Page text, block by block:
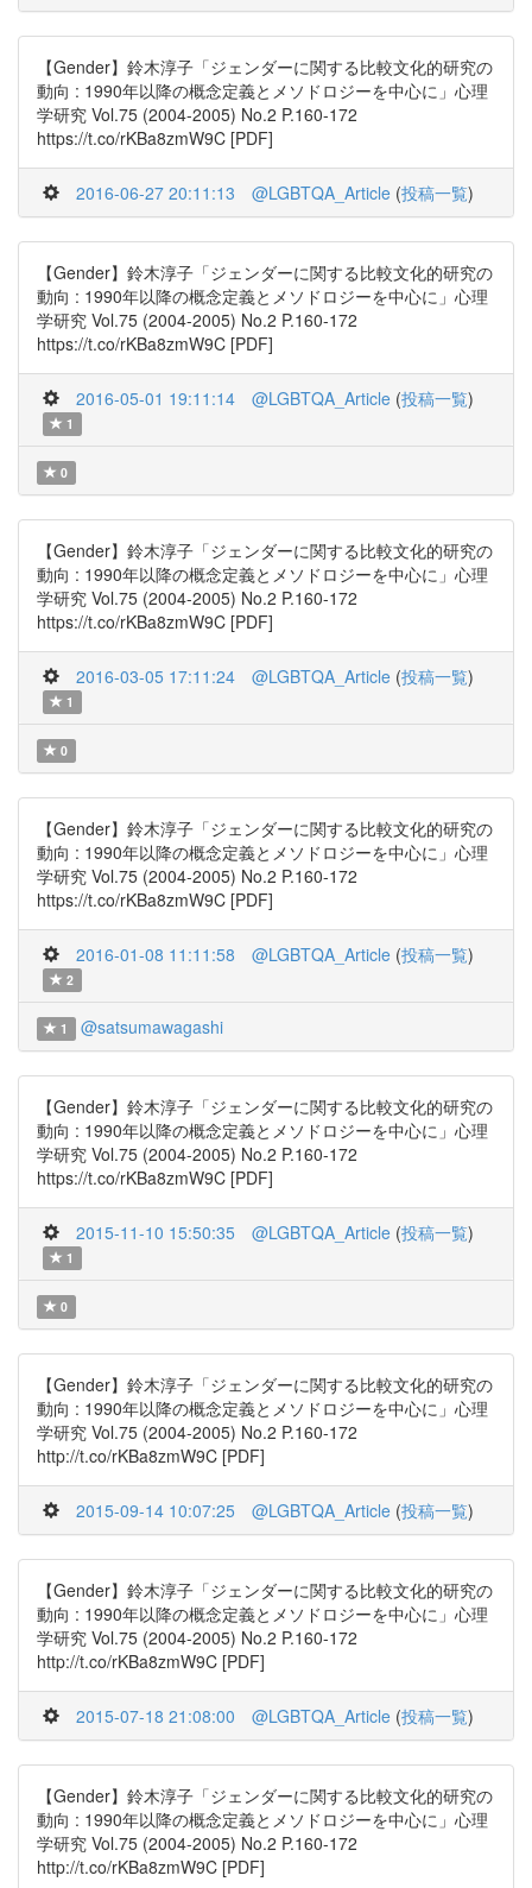
【Gender】鈴木淳子「ジェンダーに関する比較文化的研究の
動向 : 1990年以降の概念定義とメソドロジーを中心に」心理
学研究 Vol.75 (2004-2005) No.2 P.160-172
https://t.co/rKBa8zmW9C [PDF]
2016-06-27 20:11:13 @LGBTQA_Article (投稿一覧)
【Gender】鈴木淳子「ジェンダーに関する比較文化的研究の
動向 : 1990年以降の概念定義とメソドロジーを中心に」心理
学研究 Vol.75 (2004-2005) No.2 P.160-172
https://t.co/rKBa8zmW9C [PDF]
2016-05-01 19:11:14 @LGBTQA_Article (投稿一覧)
1
0
【Gender】鈴木淳子「ジェンダーに関する比較文化的研究の
動向 : 1990年以降の概念定義とメソドロジーを中心に」心理
学研究 Vol.75 (2004-2005) No.2 P.160-172
https://t.co/rKBa8zmW9C [PDF]
2016-03-05 17:11:24 @LGBTQA_Article (投稿一覧)
1
0
【Gender】鈴木淳子「ジェンダーに関する比較文化的研究の
動向 : 1990年以降の概念定義とメソドロジーを中心に」心理
学研究 Vol.75 (2004-2005) No.2 P.160-172
https://t.co/rKBa8zmW9C [PDF]
2016-01-08 11:11:58 @LGBTQA_Article (投稿一覧)
2
1 @satsumawagashi
【Gender】鈴木淳子「ジェンダーに関する比較文化的研究の
動向 : 1990年以降の概念定義とメソドロジーを中心に」心理
学研究 Vol.75 (2004-2005) No.2 P.160-172
https://t.co/rKBa8zmW9C [PDF]
2015-11-10 15:50:35 @LGBTQA_Article (投稿一覧)
1
0
【Gender】鈴木淳子「ジェンダーに関する比較文化的研究の
動向 : 1990年以降の概念定義とメソドロジーを中心に」心理
学研究 Vol.75 (2004-2005) No.2 P.160-172
http://t.co/rKBa8zmW9C [PDF]
2015-09-14 10:07:25 @LGBTQA_Article (投稿一覧)
【Gender】鈴木淳子「ジェンダーに関する比較文化的研究の
動向 : 1990年以降の概念定義とメソドロジーを中心に」心理
学研究 Vol.75 (2004-2005) No.2 P.160-172
http://t.co/rKBa8zmW9C [PDF]
2015-07-18 21:08:00 @LGBTQA_Article (投稿一覧)
【Gender】鈴木淳子「ジェンダーに関する比較文化的研究の
動向 : 1990年以降の概念定義とメソドロジーを中心に」心理
学研究 Vol.75 (2004-2005) No.2 P.160-172
http://t.co/rKBa8zmW9C [PDF]